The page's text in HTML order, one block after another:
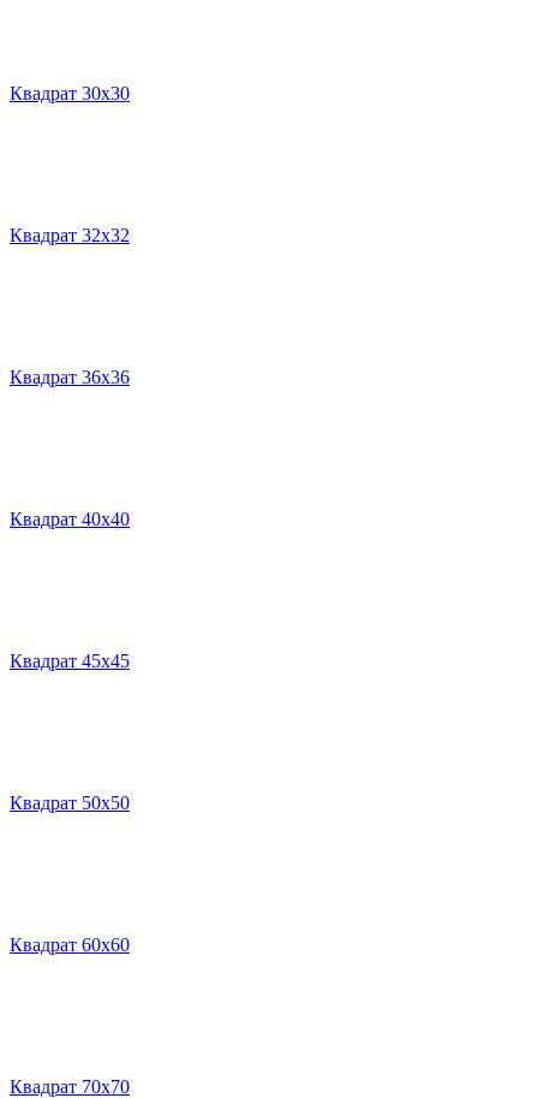
Квадрат 30х30
Квадрат 32х32
Квадрат 36х36
Квадрат 40х40
Квадрат 45х45
Квадрат 50х50
Квадрат 60х60
Квадрат 70х70